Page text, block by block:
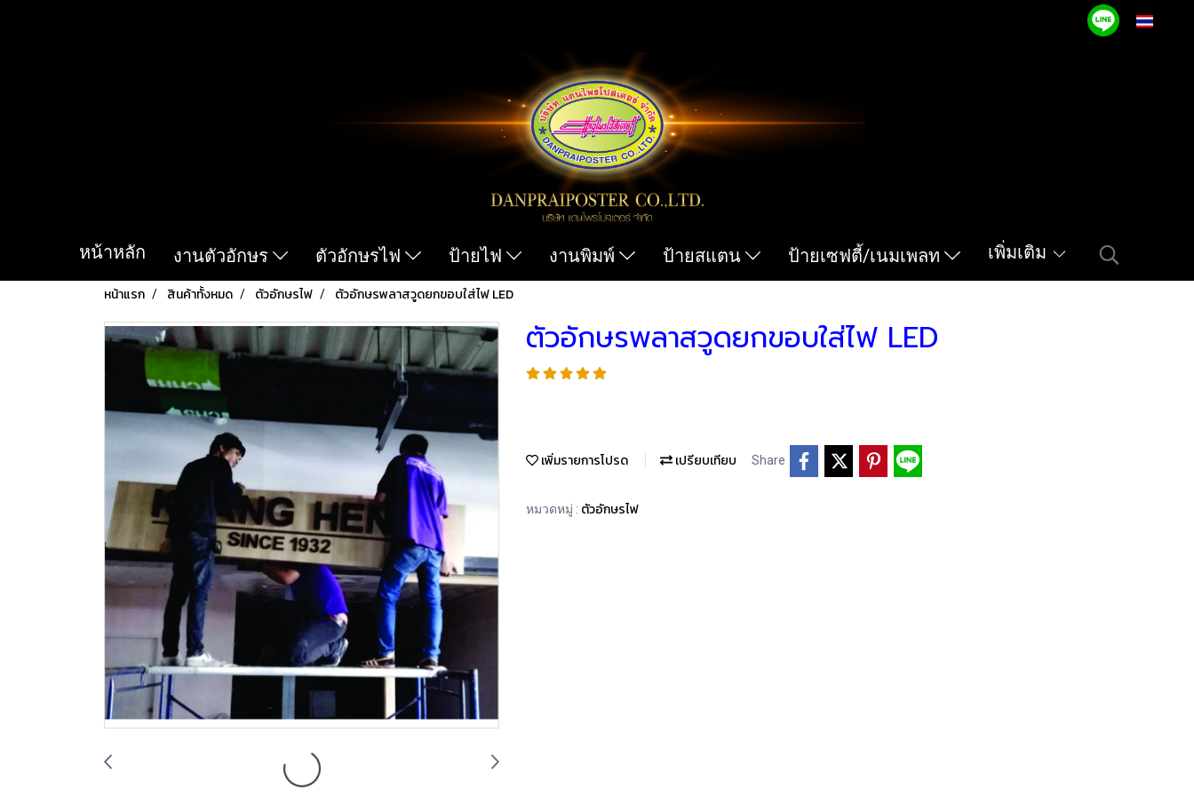
หน้าหลัก งานตัวอักษร ตัวอักษรไฟ ป้ายไฟ งานพิมพ์ ป้ายสแตน ป้ายเซฟตี้/เนมเพลท เพิ่มเติม
หน้าแรก สินค้าทั้งหมด ตัวอักษรไฟ ตัวอักษรพลาสวูดยกขอบใส่ไฟ LED
ตัวอักษรพลาสวูดยกขอบใส่ไฟ LED
เพิ่มรายการโปรด เปรียบเทียบ Share
หมวดหมู่ : ตัวอักษรไฟ